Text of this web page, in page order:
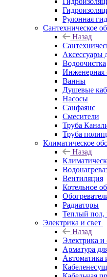
Рулонная
Сантехническое
Назад
Аксессуары
Водоочистка
Инженерная
Ванны
Душевые
Насосы
Санфаянс
Смесители
Труба
Труба
Климатическое
Назад
Вентиляция
Котельное
Радиаторы
Теплый пол,
Электрика и свет
Назад
Электрика и
Арматура
Автоматика